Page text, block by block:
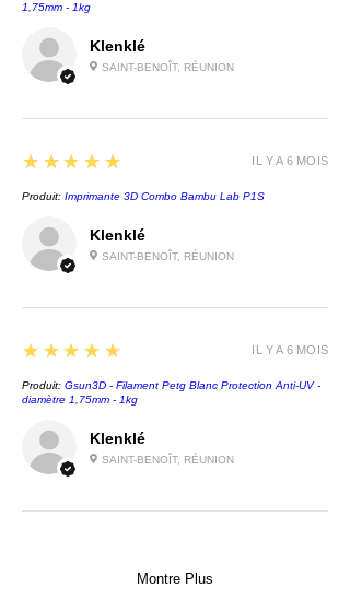
Klenklé
SAINT-BENOÎT, RÉUNION
1,75mm - 1kg
Klenklé
SAINT-BENOÎT, RÉUNION
5
★★★★★
Produit: Imprimante 3D Combo Bambu Lab P1S
IL Y A 6 MOIS
Klenklé
SAINT-BENOÎT, RÉUNION
5
★★★★★
Produit: Gsun3D - Filament Petg Blanc Protection Anti-UV -
diamètre 1,75mm - 1kg
IL Y A 6 MOIS
Montre Plus